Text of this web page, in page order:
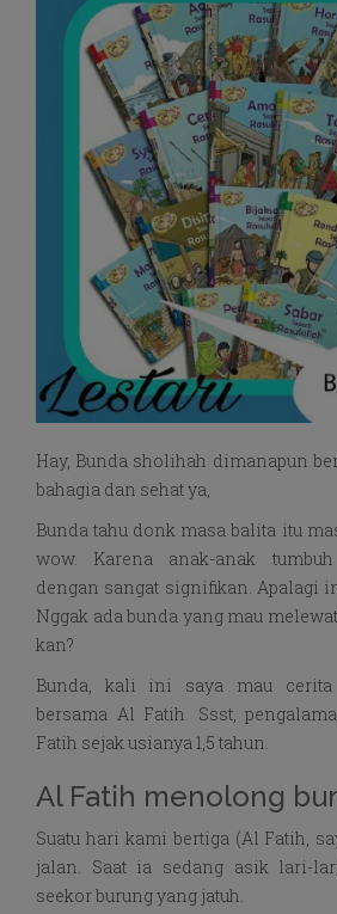
Hay, Bunda sholihah dimanapun
bahagia dan sehat ya,
Bunda tahu donk masa balita itu
wow. Karena anak-anak
dengan sangat signifikan. Apalagi
Nggak ada bunda yang mau
kan?
Bunda, kali ini saya mau cerita
bersama Al Fatih. Ssst,
Fatih sejak usianya 1,5 tahun.
Al Fatih menolong
Suatu hari kami bertiga (Al Fatih,
jalan. Saat ia sedang asik lari-
seekor burung yang jatuh.